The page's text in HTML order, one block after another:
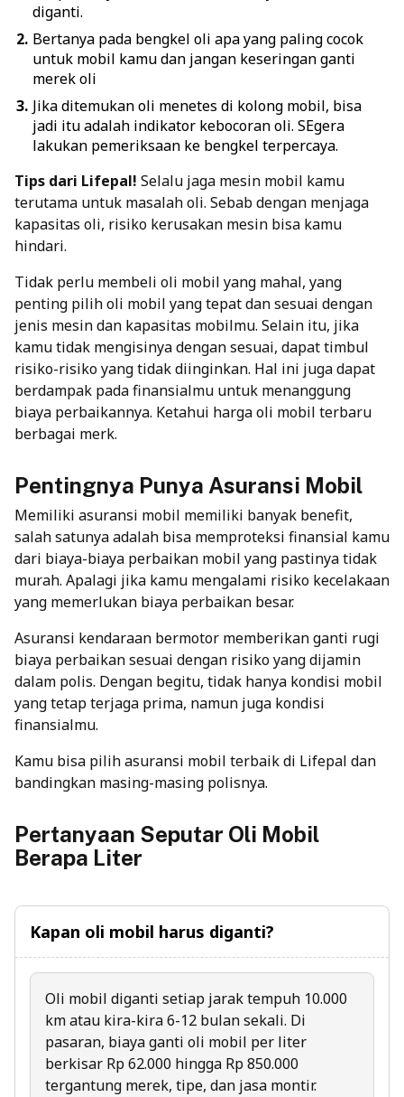
diganti.
Bertanya pada bengkel oli apa yang paling cocok
untuk mobil kamu dan jangan keseringan ganti
merek oli
Jika ditemukan oli menetes di kolong mobil, bisa
jadi itu adalah indikator kebocoran oli. SEgera
lakukan pemeriksaan ke bengkel terpercaya.
Tips dari Lifepal! Selalu jaga mesin mobil kamu
terutama untuk masalah oli. Sebab dengan menjaga
kapasitas oli, risiko kerusakan mesin bisa kamu
hindari.
Tidak perlu membeli oli mobil yang mahal, yang
penting pilih oli mobil yang tepatdan sesuai dengan
jenis mesin dan kapasitas mobilmu. Selain itu, jika
kamu tidak mengisinya dengan sesuai, dapat timbul
risiko-risiko yang tidak diinginkan. Hal ini juga dapat
berdampak pada finansialmu untuk menanggung
biaya perbaikannya. Ketahui harga oli mobil terbaru
berbagai merk.
Pentingnya Punya Asuransi Mobil
Memiliki asuransi mobil memiliki banyak benefit,
salah satunya adalah bisa memproteksi finansial kamu
dari biaya-biaya perbaikan mobil yang pastinya tidak
murah. Apalagi jika kamu mengalami risiko kecelakaan
yang memerlukan biaya perbaikan besar.
Asuransi kendaraan bermotor memberikan ganti rugi
biaya perbaikan sesuai dengan risiko yang dijamin
dalam polis. Dengan begitu, tidak hanya kondisi mobil
yang tetap terjaga prima, namun juga kondisi
finansialmu.
Kamu bisa pilihasuransi mobil terbaik di Lifepal dan
bandingkan masing-masing polisnya.
Pertanyaan Seputar Oli Mobil
Berapa Liter
Kapan oli mobil harus diganti?
Oli mobil diganti setiap jarak tempuh 10.000
km atau kira-kira 6-12 bulan sekali. Di
pasaran, biaya ganti oli mobil per liter
berkisar Rp 62.000 hingga Rp 850.000
tergantung merek, tipe, dan jasa montir.